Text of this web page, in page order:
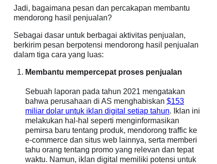
Jadi, bagaimana pesan dan percakapan membantu
mendorong hasil penjualan?
Sebagai dasar untuk berbagai aktivitas penjualan,
berkirim pesan berpotensi mendorong hasil penjualan
dalam tiga cara yang luas:
Membantu mempercepat proses penjualan
Sebuah laporan pada tahun 2021 mengatakan
bahwa perusahaan di AS menghabiskan $153
miliar dolar untuk iklan digital setiap tahun. Iklan ini
melakukan hal-hal seperti menginformasikan
pemirsa baru tentang produk, mendorong traffic ke
e-commerce dan situs web lainnya, serta memberi
tahu orang tentang promo yang relevan dan tepat
waktu. Namun, iklan digital memiliki potensi untuk